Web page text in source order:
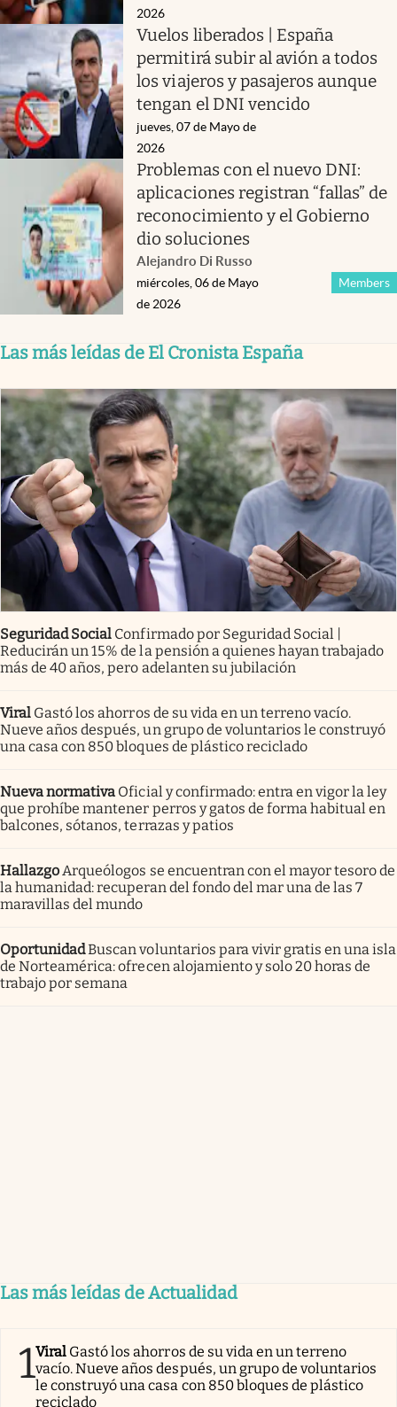
2026
Vuelos liberados | España
permitirá subir al avión a todos
los viajeros y pasajeros aunque
tengan el DNI vencido
jueves, 07 de Mayo de
2026
Problemas con el nuevo DNI:
aplicaciones registran “fallas” de
reconocimiento y el Gobierno
dio soluciones
Alejandro Di Russo
Members
miércoles, 06 de Mayo
de 2026
Las más leídas de El Cronista España
Seguridad Social Confirmado por Seguridad Social |
Reducirán un 15% de la pensión a quienes hayan trabajado
más de 40 años, pero adelanten su jubilación
Viral Gastó los ahorros de su vida en un terreno vacío.
Nueve años después, un grupo de voluntarios le construyó
una casa con 850 bloques de plástico reciclado
Nueva normativa Oficial y confirmado: entra en vigor la ley
que prohíbe mantener perros y gatos de forma habitual en
balcones, sótanos, terrazas y patios
Hallazgo Arqueólogos se encuentran con el mayor tesoro de
la humanidad: recuperan del fondo del mar una de las 7
maravillas del mundo
OportunidadBuscan voluntarios para vivir gratis en una isla
de Norteamérica: ofrecen alojamiento y solo 20 horas de
trabajo por semana
Las más leídas de Actualidad
1Viral Gastó los ahorros de su vida en un terreno
vacío. Nueve años después, un grupo de voluntarios
le construyó una casa con 850 bloques de plástico
reciclado